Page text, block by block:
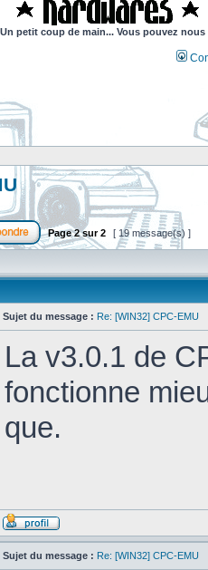
Un petit coup de main... Vous pouvez
Page2sur2 [ 19 message(s) ]
Sujet du message : Re: [WIN32] CPC-EMU
La v3.0.1 de
fonctionne
que.
Sujet du message : Re: [WIN32] CPC-EMU